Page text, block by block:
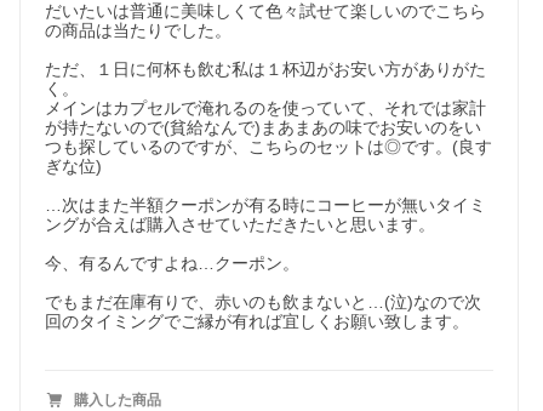
だいたいは普通に美味しくて色々試せて楽しいのでこちら
の商品は当たりでした。
ただ、１日に何杯も飲む私は１杯辺がお安い方がありがた
く。
メインはカプセルで淹れるのを使っていて、それでは家計
が持たないので(貧給なんで)まあまあの味でお安いのをい
つも探しているのですが、こちらのセットは◎です。(良す
ぎな位)
…次はまた半額クーポンが有る時にコーヒーが無いタイミ
ングが合えば購入させていただきたいと思います。
今、有るんですよね…クーポン。
でもまだ在庫有りで、赤いのも飲まないと…(泣)なので次
回のタイミングでご縁が有れば宜しくお願い致します。
購入した商品